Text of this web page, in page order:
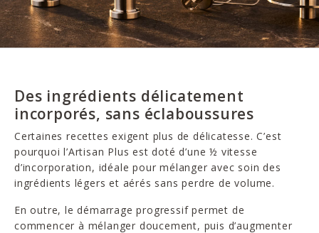
Des ingrédients délicatement
incorporés, sans éclaboussures
Certaines recettes exigent plus de délicatesse. C’est
pourquoi l’Artisan Plus est doté d’une ½ vitesse
d’incorporation, idéale pour mélanger avec soin des
ingrédients légers et aérés sans perdre de volume.
En outre, le démarrage progressif permet de
commencer à mélanger doucement, puis d’augmenter